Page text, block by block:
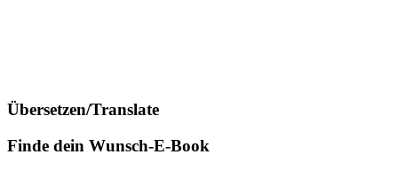
Übersetzen/Translate
Finde dein Wunsch-E-Book